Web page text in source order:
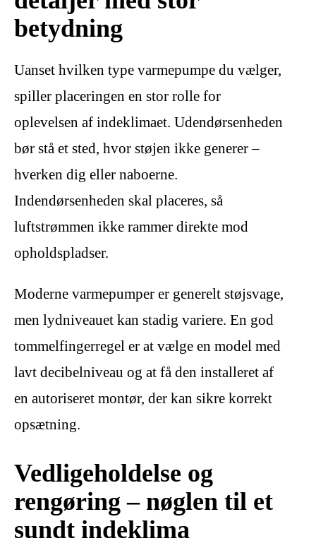
betydning
Uanset hvilken type varmepumpe du vælger,
spiller placeringen en stor rolle for
oplevelsen af indeklimaet. Udendørsenheden
bør stå et sted, hvor støjen ikke generer –
hverken dig eller naboerne.
Indendørsenheden skal placeres, så
luftstrømmen ikke rammer direkte mod
opholdspladser.
Moderne varmepumper er generelt støjsvage,
men lydniveauet kan stadig variere. En god
tommelfingerregel er at vælge en model med
lavt decibelniveau og at få den installeret af
en autoriseret montør, der kan sikre korrekt
opsætning.
Vedligeholdelse og
rengøring – nøglen til et
sundt indeklima